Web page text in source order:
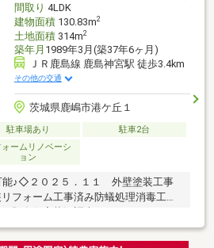
間取り 4LDK
建物面積130.83m2
土地面積314m2
築年月 1989年3月(築37年6ヶ月)
ＪＲ鹿島線 鹿島神宮駅 徒歩3.4km
その他の交通
茨城県鹿嶋市港ケ丘１
駐車場あり 駐車2台
ォームリノベーシ
ョン
♪◇２０２５．１１ 外壁塗装工事
フォーム工事済み防蟻処理消毒工事